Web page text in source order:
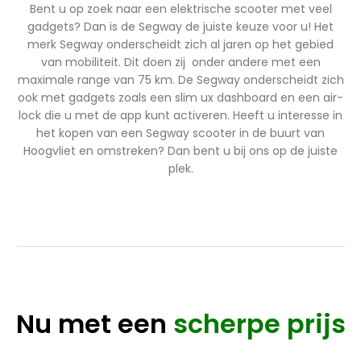
Bent u op zoek naar een elektrische scooter met veel
gadgets? Dan is de Segway de juiste keuze voor u! Het
merk Segway onderscheidt zich al jaren op het gebied
van mobiliteit. Dit doen zij onder andere met een
maximale range van 75 km. De Segway onderscheidt zich
ook met gadgets zoals een slim ux dashboard en een air-
lock die u met de app kunt activeren. Heeft u interesse in
het kopen van een Segway scooter in de buurt van
Hoogvliet en omstreken? Dan bent u bij ons op de juiste
plek.
Nu met een scherpe prijs